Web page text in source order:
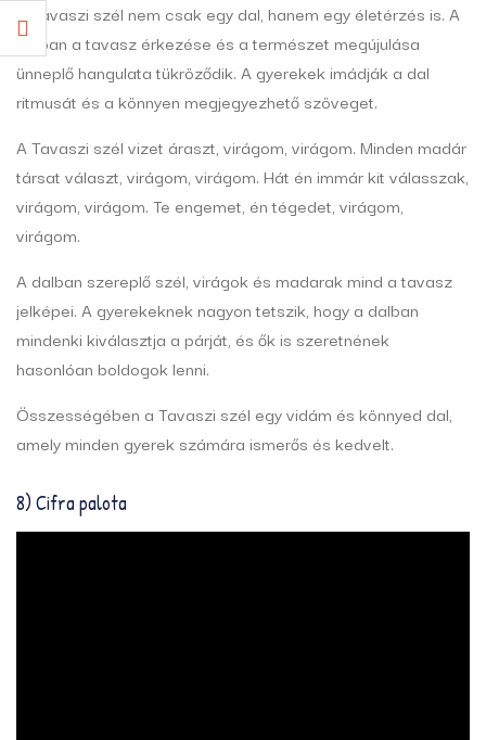
A Tavaszi szél nem csak egy dal, hanem egy életérzés is. A
dalban a tavasz érkezése és a természet megújulása
ünneplő hangulata tükröződik. A gyerekek imádják a dal
ritmusát és a könnyen megjegyezhető szöveget.
A Tavaszi szél vizet áraszt, virágom, virágom. Minden madár
társat választ, virágom, virágom. Hát én immár kit válasszak,
virágom, virágom. Te engemet, én tégedet, virágom,
virágom.
A dalban szereplő szél, virágok és madarak mind a tavasz
jelképei. A gyerekeknek nagyon tetszik, hogy a dalban
mindenki kiválasztja a párját, és ők is szeretnének
hasonlóan boldogok lenni.
Összességében a Tavaszi szél egy vidám és könnyed dal,
amely minden gyerek számára ismerős és kedvelt.
8) Cifra palota